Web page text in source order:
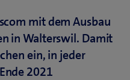
mit dem Ausbau
in Walterswil. Damit
ein, in jeder
2021